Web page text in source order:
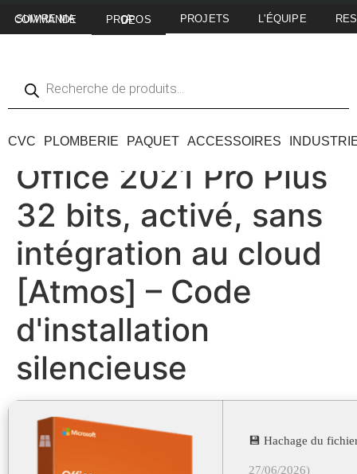
SUIVRE MA COMMANDE A PROPOS DE PROJETS L'ÉQUIPE
CVC PLOMBERIE PAQUET ACCESSOIRES
Office 2021 Pro Plus
32 bits, activé, sans
intégration au cloud
[Atmos] – Code
d'installation
silencieuse
💾 Hachage du
27/06/2026)